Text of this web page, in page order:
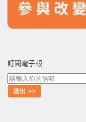
訂閱電子報